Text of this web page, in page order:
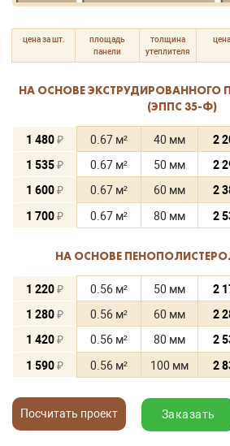
цена за шт.
площадь
панели
толщина
утеплителя
НА ОСНОВЕ ЭКСТРУДИРОВАННОГО
(ЭППС 35-Ф)
1 480₽ 0.67 м² 40 мм 2
1 535₽ 0.67 м² 50 мм 2
1 600₽ 0.67 м² 60 мм 2
1 700₽ 0.67 м² 80 мм 2
НА ОСНОВЕ
1 220₽ 0.56 м² 50 мм 2
1 280₽ 0.56 м² 60 мм 2
1 420₽ 0.56 м² 80 мм 2
1 590₽ 0.56 м² 100 мм 2
Посчитать проект Заказать